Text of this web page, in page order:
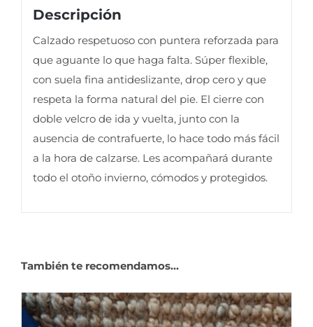
Descripción
Calzado respetuoso con puntera reforzada para
que aguante lo que haga falta. Súper flexible,
con suela fina antideslizante, drop cero y que
respeta la forma natural del pie. El cierre con
doble velcro de ida y vuelta, junto con la
ausencia de contrafuerte, lo hace todo más fácil
a la hora de calzarse. Les acompañará durante
todo el otoño invierno, cómodos y protegidos.
También te recomendamos…